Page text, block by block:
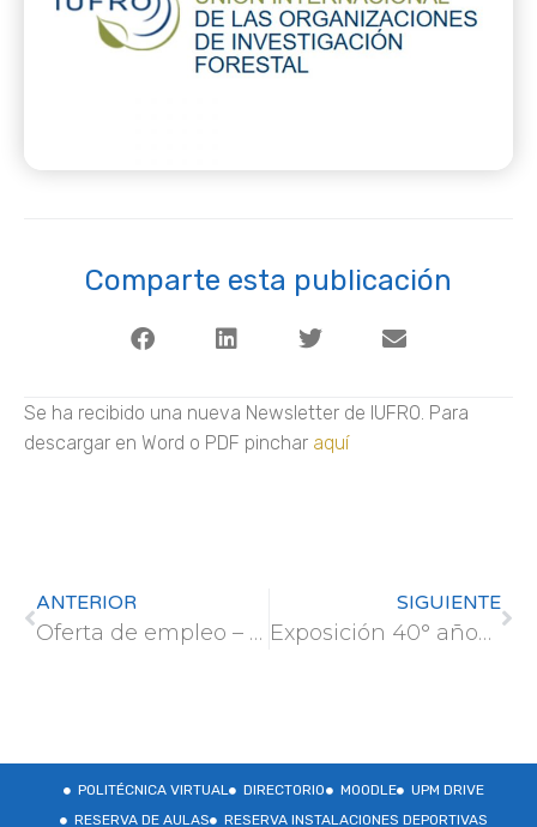
Comparte esta publicación
Se ha recibido una nueva Newsletter de IUFRO. Para
descargar en Word o PDF pinchar aquí
ANTERIOR
Oferta de empleo – TRAGSA
SIGUIENTE
Exposición 40° años de la Delegación de Alumnos/as UPM
POLITÉCNICA VIRTUAL DIRECTORIO MOODLE
UPM DRIVE
RESERVA DE AULAS
RESERVA INSTALACIONES DEPORTIVAS